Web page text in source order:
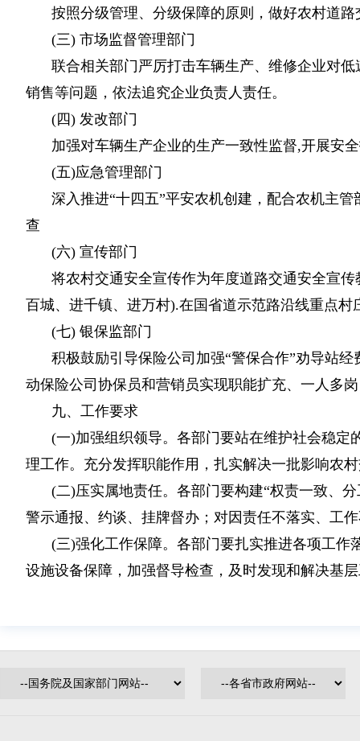
按照分级管理、分级保障的原则，做好农村道
(三) 市场监督管理部门
联合相关部门严厉打击车辆生产、维修企业对
销售等问题，依法追究企业负责人责任。
(四) 发改部门
加强对车辆生产企业的生产一致性监督,开展安
(五)应急管理部门
深入推进“十四五”平安农机创建，配合农机主
查
(六) 宣传部门
将农村交通安全宣传作为年度道路交通安全宣
百城、进千镇、进万村).在国省道示范路沿线重点
(七) 银保监部门
积极鼓励引导保险公司加强“警保合作”劝导站
动保险公司协保员和营销员实现职能扩充、一人多
九、工作要求
(一)加强组织领导。各部门要站在维护社会稳定
理工作。充分发挥职能作用，扎实解决一批影响农
(二)压实属地责任。各部门要构建“权责一致、
警示通报、约谈、挂牌督办；对因责任不落实、工
(三)强化工作保障。各部门要扎实推进各项工
设施设备保障，加强督导检查，及时发现和解决基